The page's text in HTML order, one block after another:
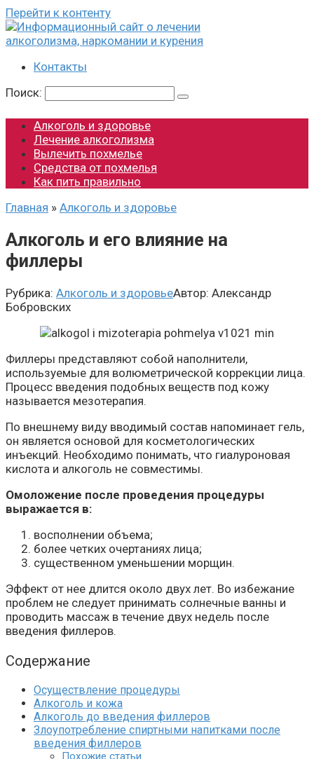
Перейти к контенту
Контакты
Поиск:
Алкоголь и здоровье
Лечение алкоголизма
Вылечить похмелье
Средства от похмелья
Как пить правильно
Главная » Алкоголь и здоровье
Алкоголь и его влияние на
филлеры
Рубрика: Алкоголь и здоровьеАвтор: Александр
Бобровских
Филлеры представляют собой наполнители,
используемые для волюметрической коррекции лица.
Процесс введения подобных веществ под кожу
называется мезотерапия.
По внешнему виду вводимый состав напоминает гель,
он является основой для косметологических
инъекций. Необходимо понимать, что гиалуроновая
кислота и алкоголь не совместимы.
Омоложение после проведения процедуры
выражается в:
восполнении объема;
более четких очертаниях лица;
существенном уменьшении морщин.
Эффект от нее длится около двух лет. Во избежание
проблем не следует принимать солнечные ванны и
проводить массаж в течение двух недель после
введения филлеров.
Содержание
Осуществление процедуры
Алкоголь и кожа
Алкоголь до введения филлеров
Злоупотребление спиртными напитками после
введения филлеров
Похожие статьи